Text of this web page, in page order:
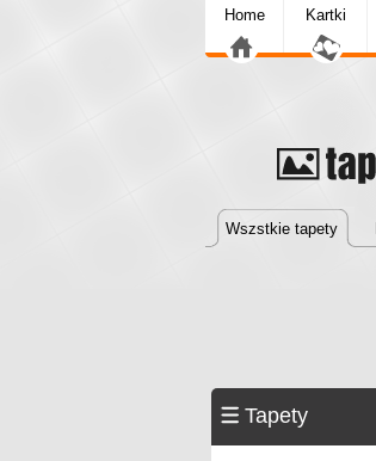
Home Kartki
Wszstkie tapety
Tapety